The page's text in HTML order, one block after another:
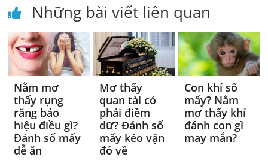
Những bài viết liên quan
Nằm mơ
thấy rụng
răng báo
hiệu điều gì?
Đánh số mấy
dễ ăn
Mơ thấy
quan tài có
phải điềm
dữ? Đánh số
mấy kéo vận
đỏ về
Con khỉ số
mấy? Nằm
mơ thấy khỉ
đánh con gì
may mắn?